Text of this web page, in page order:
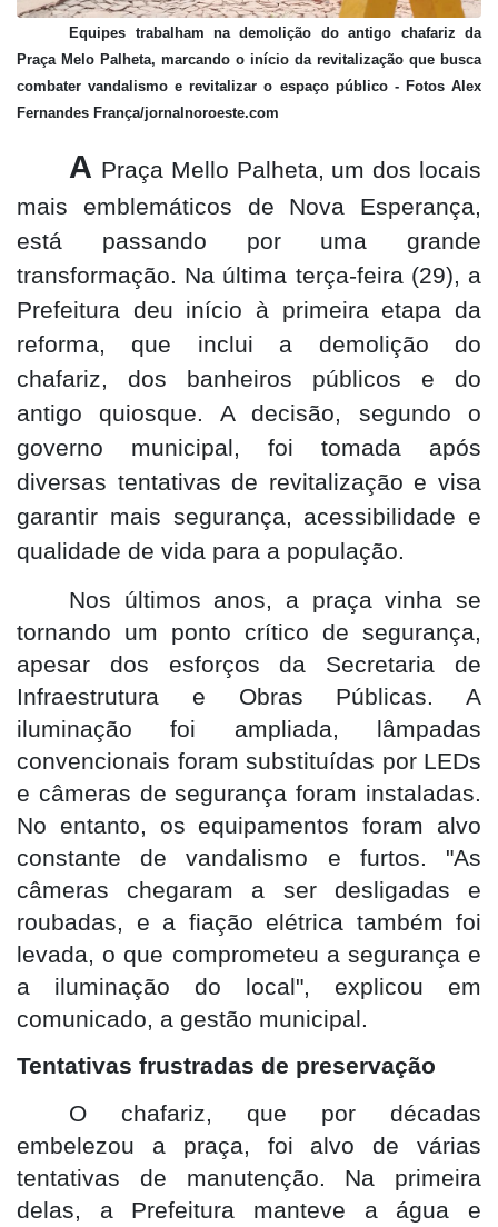
Equipes trabalham na demolição do antigo chafariz da
Praça Melo Palheta, marcando o início da revitalização que busca
combater vandalismo e revitalizar o espaço público - Fotos Alex
Fernandes França/jornalnoroeste.com
A Praça Mello Palheta, um dos locais
mais emblemáticos de Nova Esperança,
está passando por uma grande
transformação. Na última terça-feira (29), a
Prefeitura deu início à primeira etapa da
reforma, que inclui a demolição do
chafariz, dos banheiros públicos e do
antigo quiosque. A decisão, segundo o
governo municipal, foi tomada após
diversas tentativas de revitalização e visa
garantir mais segurança, acessibilidade e
qualidade de vida para a população.
Nos últimos anos, a praça vinha se
tornando um ponto crítico de segurança,
apesar dos esforços da Secretaria de
Infraestrutura e Obras Públicas. A
iluminação foi ampliada, lâmpadas
convencionais foram substituídas por LEDs
e câmeras de segurança foram instaladas.
No entanto, os equipamentos foram alvo
constante de vandalismo e furtos. "As
câmeras chegaram a ser desligadas e
roubadas, e a fiação elétrica também foi
levada, o que comprometeu a segurança e
a iluminação do local", explicou em
comunicado, a gestão municipal.
Tentativas frustradas de preservação
O chafariz, que por décadas
embelezou a praça, foi alvo de várias
tentativas de manutenção. Na primeira
delas, a Prefeitura manteve a água e